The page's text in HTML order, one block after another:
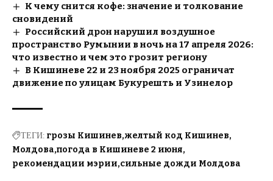
К чему снится кофе: значение и толкование
сновидений
Российский дрон нарушил воздушное
пространство Румынии в ночь на 17 апреля 2026:
что известно и чем это грозит региону
В Кишиневе 22 и 23 ноября 2025 ограничат
движение по улицам Букурешть и Узинелор
ТЕГИ: грозы Кишинев желтый код Кишинев
Молдова погода в Кишиневе 2 июня
рекомендации мэрии сильные дожди Молдова